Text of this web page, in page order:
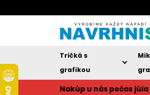
Tričká s
grafikou
Nakúp u nás počas